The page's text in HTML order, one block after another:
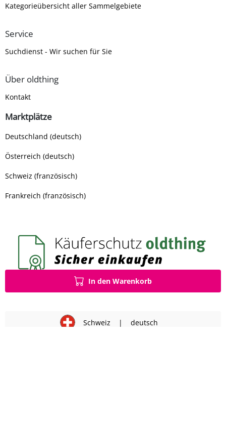
In den Warenkorb
Kategorieübersicht aller Sammelgebiete
Service
Suchdienst - Wir suchen für Sie
Über oldthing
Kontakt
Marktplätze
Deutschland (deutsch)
Österreich (deutsch)
Schweiz (französisch)
Frankreich (französisch)
Schweiz | deutsch